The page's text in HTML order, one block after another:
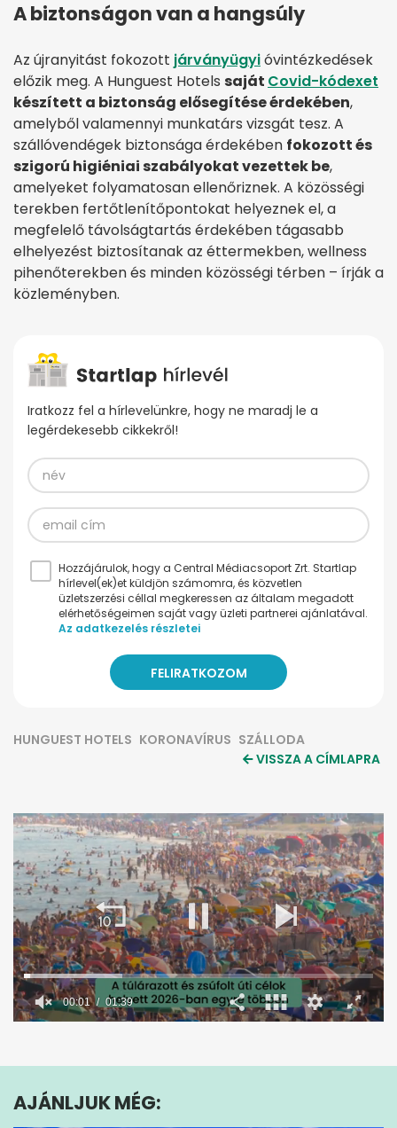
A biztonságon van a hangsúly
Az újranyitást fokozott járványügyióvintézkedések
előzik meg. A Hunguest Hotels saját Covid-kódexet
készített a biztonság elősegítése érdekében,
amelyből valamennyi munkatárs vizsgát tesz. A
szállóvendégek biztonsága érdekében fokozott és
szigorú higiéniai szabályokat vezettek be,
amelyeket folyamatosan ellenőriznek. A közösségi
terekben fertőtlenítőpontokat helyeznek el, a
megfelelő távolságtartás érdekében tágasabb
elhelyezést biztosítanak az éttermekben, wellness
pihenőterekben és minden közösségi térben – írják a
közleményben.
Iratkozz fel a hírlevelünkre, hogy ne maradj le a
legérdekesebb cikkekről!
Hozzájárulok, hogy a Central Médiacsoport Zrt. Startlap
hírlevel(ek)et küldjön számomra, és közvetlen
üzletszerzési céllal megkeressen az általam megadott
elérhetőségeimen saját vagy üzleti partnerei ajánlatával.
Az adatkezelés részletei
HUNGUEST HOTELS KORONAVÍRUS SZÁLLODA
VISSZA A CÍMLAPRA
1
39
seconds
00:02 01:39
AJÁNLJUK MÉG: